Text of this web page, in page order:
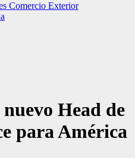
Comercio Exterior
Head de
para América